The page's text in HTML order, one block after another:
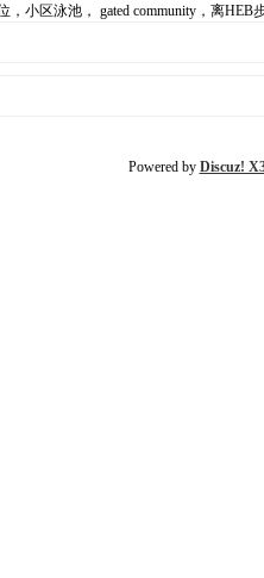
小区泳池， gated community，离HEB
Powered by Discuz!